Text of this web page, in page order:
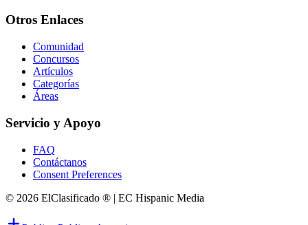
Otros Enlaces
Comunidad
Concursos
Artículos
Categorías
Áreas
Servicio y Apoyo
FAQ
Contáctanos
Consent Preferences
© 2026 ElClasificado ® | EC Hispanic Media